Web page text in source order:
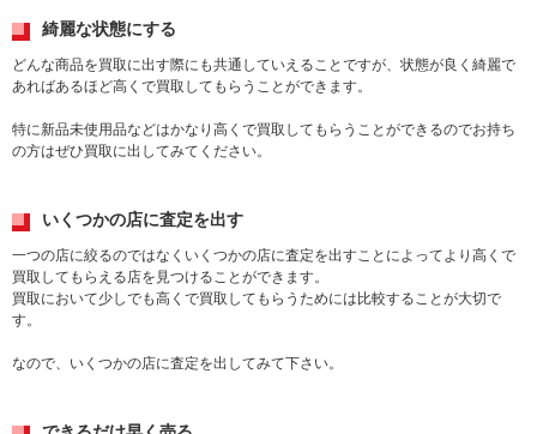
綺麗な状態にする
どんな商品を買取に出す際にも共通していえることですが、状態が良く綺麗で
あればあるほど高くで買取してもらうことができます。
特に新品未使用品などはかなり高くで買取してもらうことができるのでお持ち
の方はぜひ買取に出してみてください。
いくつかの店に査定を出す
一つの店に絞るのではなくいくつかの店に査定を出すことによってより高くで
買取してもらえる店を見つけることができます。
買取において少しでも高くで買取してもらうためには比較することが大切で
す。
なので、いくつかの店に査定を出してみて下さい。